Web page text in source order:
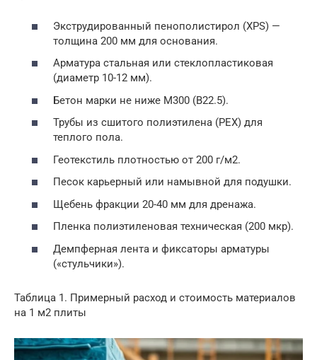
Экструдированный пенополистирол (XPS) —
толщина 200 мм для основания.
Арматура стальная или стеклопластиковая
(диаметр 10-12 мм).
Бетон марки не ниже М300 (В22.5).
Трубы из сшитого полиэтилена (PEX) для
теплого пола.
Геотекстиль плотностью от 200 г/м2.
Песок карьерный или намывной для подушки.
Щебень фракции 20-40 мм для дренажа.
Пленка полиэтиленовая техническая (200 мкр).
Демпферная лента и фиксаторы арматуры
(«стульчики»).
Таблица 1. Примерный расход и стоимость материалов
на 1 м2 плиты